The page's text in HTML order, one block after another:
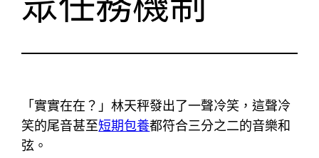
「實實在在？」林天秤發出了一聲冷笑，這聲冷
笑的尾音甚至短期包養都符合三分之二的音樂和
弦。